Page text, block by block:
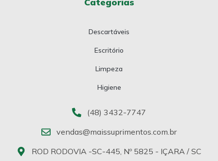
Descartáveis
Escritório
Limpeza
Higiene
(48) 3432-7747
vendas@maissuprimentos.com.br
ROD RODOVIA -SC-445, Nº 5825 - IÇARA / SC